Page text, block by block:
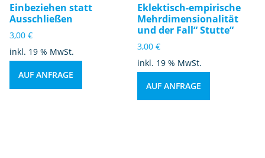
Einbeziehen statt
Ausschließen
3,00 €
inkl. 19 % MwSt.
AUF ANFRAGE
Eklektisch-empirische
Mehrdimensionalität
und der Fall“ Stutte“
3,00€
inkl. 19 % MwSt.
AUF ANFRAGE